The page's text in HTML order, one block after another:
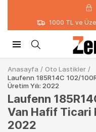
1000 TL ve
Anasayfa / Oto Lastikler /
Laufenn 185R14C 102/
Üretim Yılı: 2022
Laufenn
Van Hafif Ticari
2022